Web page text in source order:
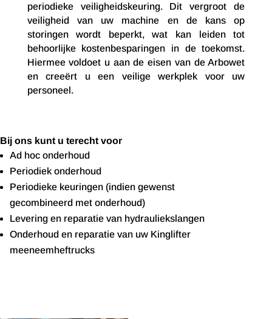
periodieke veiligheidskeuring. Dit vergroot de
veiligheid van uw machine en de kans op
storingen wordt beperkt, wat kan leiden tot
behoorlijke kostenbesparingen in de toekomst.
Hiermee voldoet u aan de eisen van de Arbowet
en creeërt u een veilige werkplek voor uw
personeel.
Bij ons kunt u terecht voor
Ad hoc onderhoud
Periodiek onderhoud
Periodieke keuringen (indien gewenst
gecombineerd met onderhoud)
Levering en reparatie van hydrauliekslangen
Onderhoud en reparatie van uw Kinglifter
meeneemheftrucks